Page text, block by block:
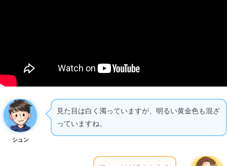
シュン
見た目は白く濁っていますが、明るい黄金色も混ざ
っていますね。